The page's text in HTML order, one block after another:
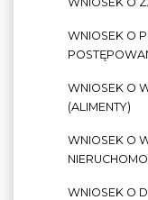
WNIOSEK O
WNIOSEK O
(ALIMENTY)
WNIOSEK O
WNIOSEK O